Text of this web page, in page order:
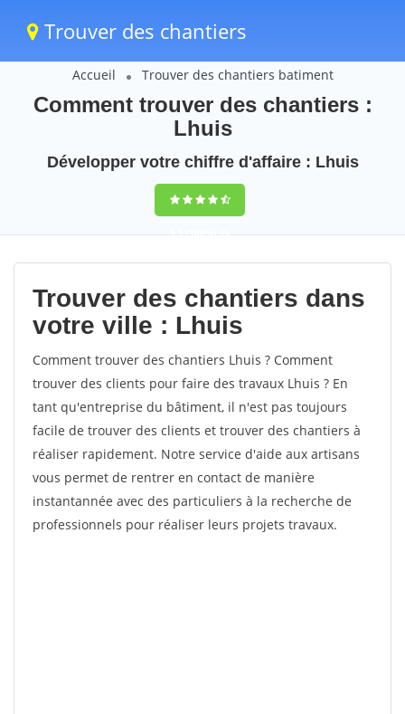
Trouver des chantiers
Accueil Trouver des chantiers batiment
Comment trouver des chantiers :
Lhuis
Développer votre chiffre d'affaire : Lhuis
9,5(100%)35
votes
Trouver des chantiers dans
votre ville : Lhuis
Comment trouver des chantiers Lhuis ? Comment
trouver des clients pour faire des travaux Lhuis ? En
tant qu'entreprise du bâtiment, il n'est pas toujours
facile de trouver des clients et trouver des chantiers à
réaliser rapidement. Notre service d'aide aux artisans
vous permet de rentrer en contact de manière
instantannée avec des particuliers à la recherche de
professionnels pour réaliser leurs projets travaux.